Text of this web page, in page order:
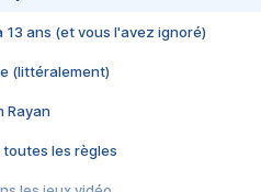
13 ans (et vous l'avez ignoré)
(littéralement)
Rayan
toutes les règles